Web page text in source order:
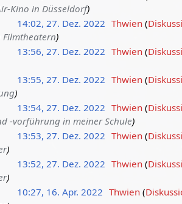
Kino in Düsseldorf
14:02, 27. Dez. 2022 Thwien
13:56, 27. Dez. 2022 Thwien
13:55, 27. Dez. 2022 Thwien
13:54, 27. Dez. 2022 Thwien
-vorführung in meiner Schule
13:53, 27. Dez. 2022 Thwien
13:52, 27. Dez. 2022 Thwien
10:27, 16. Apr. 2022 Thwien